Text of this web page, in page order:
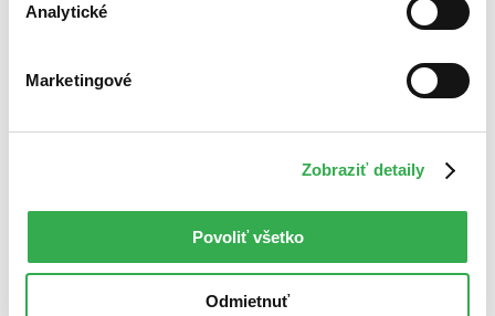
Analytické
Marketingové
Zobraziť detaily
Povoliť všetko
Odmietnuť
Novinky
Najdrahšie
Najvyššia zľava
Zrušiť filtre
čítané verzie vypredaných kníh
vyhovujúci zadaným podmienkam.
Skúste prosím zmeniť vyhľadávaný výraz.